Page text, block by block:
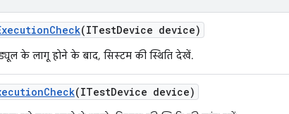
Check(ITestDevice device)
के लागू होने के बाद, सिस्टम की स्थिति देखें.
Check(ITestDevice device)